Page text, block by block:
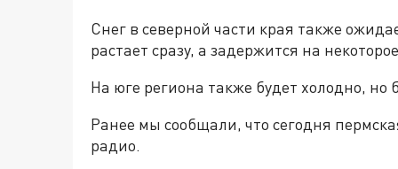
Снег в северной части края также
растает сразу, а задержится на
На юге региона также будет холодно, но
Ранее мы сообщали, что сегодня
радио.